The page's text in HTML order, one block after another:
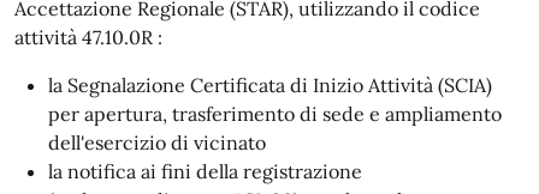
Accettazione Regionale (STAR), utilizzando il codice
attività 47.10.0R :
la Segnalazione Certificata di Inizio Attività (SCIA)
per apertura, trasferimento di sede e ampliamento
dell'esercizio di vicinato
la notifica ai fini della registrazione